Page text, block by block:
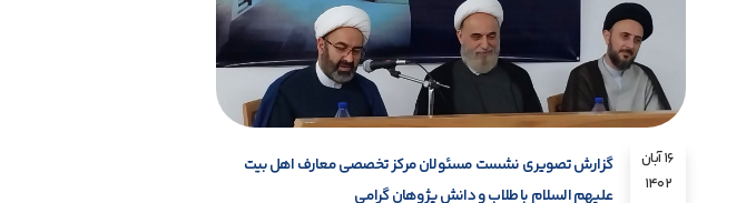
16 آبان
1402
گزارش تصویری نشست مسئولان مرکز تخصصی معارف اهل بیت
علیهم السلام با طلاب و دانش پژوهان گرامی